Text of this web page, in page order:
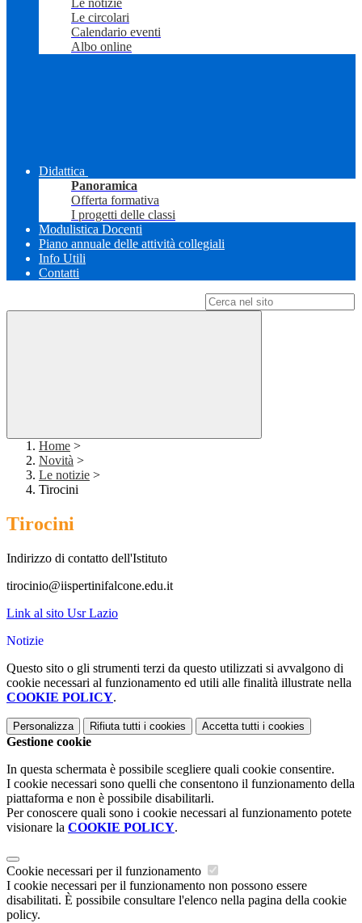
Le notizie
Le circolari
Calendario eventi
Albo online
Didattica
Panoramica
Offerta formativa
I progetti delle classi
Modulistica Docenti
Piano annuale delle attività collegiali
Info Utili
Contatti
Home >
Novità >
Le notizie >
Tirocini
Tirocini
Indirizzo di contatto dell'Istituto
tirocinio@iispertinifalcone.edu.it
Link al sito Usr Lazio
Notizie
Questo sito o gli strumenti terzi da questo utilizzati si avvalgono di
cookie necessari al funzionamento ed utili alle finalità illustrate nella
COOKIE POLICY.
Personalizza Rifiuta tutti i cookies Accetta tutti i cookies
Gestione cookie
In questa schermata è possibile scegliere quali cookie consentire.
I cookie necessari sono quelli che consentono il funzionamento della
piattaforma e non è possibile disabilitarli.
Per conoscere quali sono i cookie necessari al funzionamento potete
visionare la COOKIE POLICY.
Cookie necessari per il funzionamento
I cookie necessari per il funzionamento non possono essere
disabilitati. È possibile consultare l'elenco nella pagina della cookie
policy.